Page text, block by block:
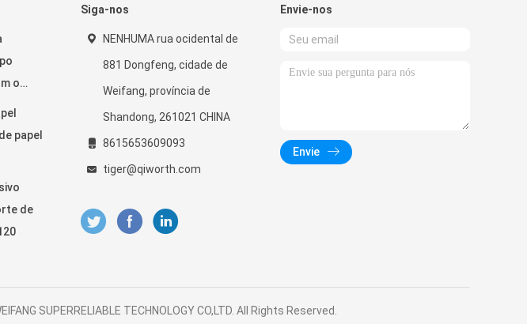
o
papel
de
Siga-nos
NENHUMA rua ocidental de
881 Dongfeng, cidade de
Weifang, província de
Shandong, 261021 CHINA
8615653609093
tiger@qiworth.com
Envie-nos
Envie
SUPERRELIABLE TECHNOLOGY CO,LTD. All Rights Reserved.